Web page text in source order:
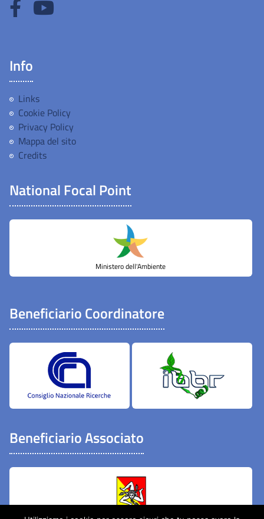
Info
Links
Cookie Policy
Privacy Policy
Mappa del sito
Credits
National Focal Point
Ministero dell'Ambiente
Beneficiario Coordinatore
Beneficiario Associato